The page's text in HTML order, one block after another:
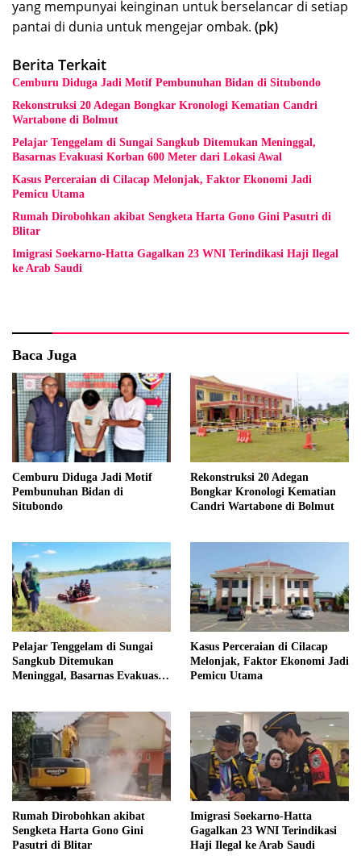
yang mempunyai keinginan untuk berselancar di setiap
pantai di dunia untuk mengejar ombak. (pk)
Berita Terkait
Cemburu Diduga Jadi Motif Pembunuhan Bidan di Situbondo
Rekonstruksi 20 Adegan Bongkar Kronologi Kematian Candri
Wartabone di Bolmut
Pelajar Tenggelam di Sungai Sangkub Ditemukan Meninggal,
Basarnas Evakuasi Korban 600 Meter dari Lokasi Awal
Kasus Perceraian di Cilacap Melonjak, Faktor Ekonomi Jadi
Pemicu Utama
Rumah Dirobohkan akibat Sengketa Harta Gono Gini Pasutri di
Blitar
Imigrasi Soekarno-Hatta Gagalkan 23 WNI Terindikasi Haji Ilegal
ke Arab Saudi
Baca Juga
Cemburu Diduga Jadi Motif
Pembunuhan Bidan di
Situbondo
Rekonstruksi 20 Adegan
Bongkar Kronologi Kematian
Candri Wartabone di Bolmut
Pelajar Tenggelam di Sungai
Sangkub Ditemukan
Meninggal, Basarnas Evakuasi
Kasus Perceraian di Cilacap
Melonjak, Faktor Ekonomi Jadi
Pemicu Utama
Rumah Dirobohkan akibat
Sengketa Harta Gono Gini
Pasutri di Blitar
Imigrasi Soekarno-Hatta
Gagalkan 23 WNI Terindikasi
Haji Ilegal ke Arab Saudi